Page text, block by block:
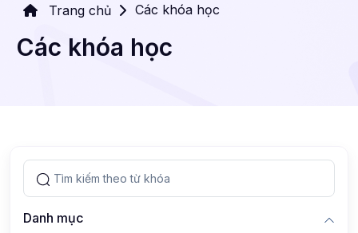
Trang chủ Các khóa học
Các khóa học
Danh mục